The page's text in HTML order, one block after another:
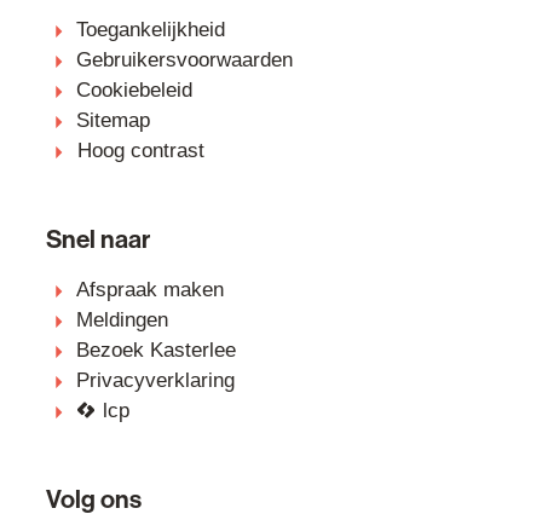
Toegankelijkheid
Gebruikersvoorwaarden
Cookiebeleid
Sitemap
Hoog contrast
Snel naar
Afspraak maken
Meldingen
Bezoek Kasterlee
Privacyverklaring
lcp
Volg ons